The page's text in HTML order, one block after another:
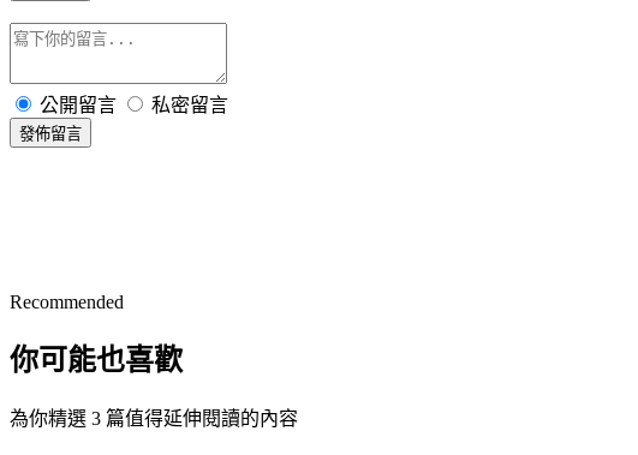
公開留言 私密留言
發佈留言
Recommended
你可能也喜歡
為你精選 3 篇值得延伸閱讀的內容